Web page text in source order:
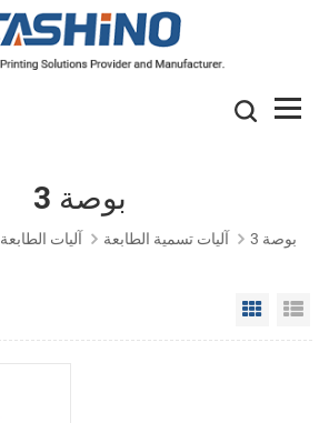
3 بوصة
آليات الطابعة آليات تسمية الطابعة 3 بوصة
Grid